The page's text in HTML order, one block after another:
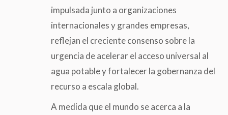
impulsada junto a organizaciones
internacionales y grandes empresas,
reflejan el creciente consenso sobre la
urgencia de acelerar el acceso universal al
agua potable y fortalecer la gobernanza del
recurso a escala global.
A medida que el mundo se acerca a la